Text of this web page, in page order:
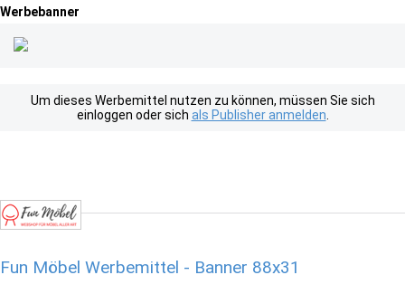
Werbebanner
Um dieses Werbemittel nutzen zu können, müssen Sie sich
einloggen oder sich als Publisher anmelden
Fun Möbel Werbemittel - Banner 88x31